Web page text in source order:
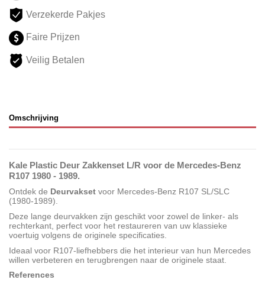
Verzekerde Pakjes
Faire Prijzen
Veilig Betalen
Omschrijving
Kale Plastic Deur Zakkenset L/R voor de Mercedes-Benz
R107 1980 - 1989.
Ontdek de Deurvakset voor Mercedes-Benz R107 SL/SLC
(1980-1989).
Deze lange deurvakken zijn geschikt voor zowel de linker- als
rechterkant, perfect voor het restaureren van uw klassieke
voertuig volgens de originele specificaties.
Ideaal voor R107-liefhebbers die het interieur van hun Mercedes
willen verbeteren en terugbrengen naar de originele staat.
References